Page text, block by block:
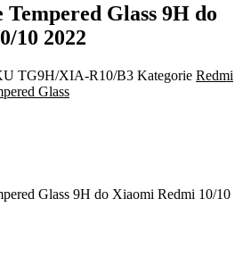
Tempered Glass 9H do
10 2022
TG9H/XIA-R10/B3 Kategorie Redmi
Glass
Glass 9H do Xiaomi Redmi 10/10